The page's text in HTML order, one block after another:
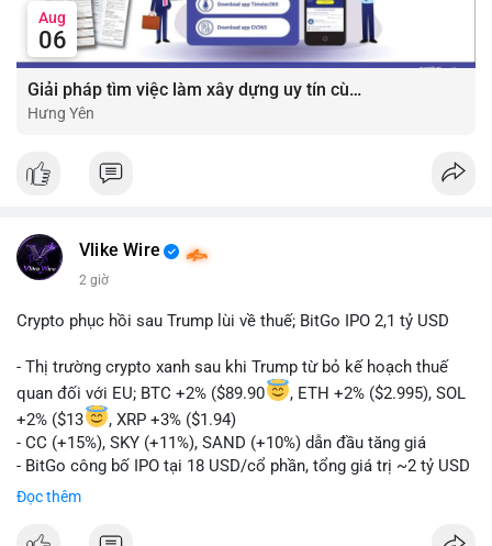
Aug
06
Giải pháp tìm việc làm xây dựng uy tín cùng mức lương thưởng hấp dẫn ?️
Hưng Yên
Vlike Wire
2 giờ
Crypto phục hồi sau Trump lùi về thuế; BitGo IPO 2,1 tỷ USD
- Thị trường crypto xanh sau khi Trump từ bỏ kế hoạch thuế
quan đối với EU; BTC +2% ($89.90
, ETH +2% ($2.995), SOL
+2% ($13
, XRP +3% ($1.94)
- CC (+15%), SKY (+11%), SAND (+10%) dẫn đầu tăng giá
- BitGo công bố IPO tại 18 USD/cổ phần, tổng giá trị ~2 tỷ USD
- Vitalik Buterin đề xuất DVT staking bản địa để tăng cường
bảo mật và phi tập trung Ethereum
- Hong Kong phát hành giấy phép stablecoin mới với yêu cầu
Đọc thêm